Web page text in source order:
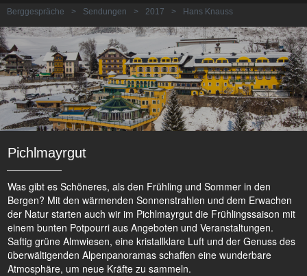
Berggespräche > Sendungen > 2017 > Hans Knauss
Pichlmayrgut
Was gibt es Schöneres, als den Frühling und Sommer in den
Bergen? Mit den wärmenden Sonnenstrahlen und dem Erwachen
der Natur starten auch wir im Pichlmayrgut die Frühlingssaison mit
einem bunten Potpourri aus Angeboten und Veranstaltungen.
Saftig grüne Almwiesen, eine kristallklare Luft und der Genuss des
überwältigenden Alpenpanoramas schaffen eine wunderbare
Atmosphäre, um neue Kräfte zu sammeln.